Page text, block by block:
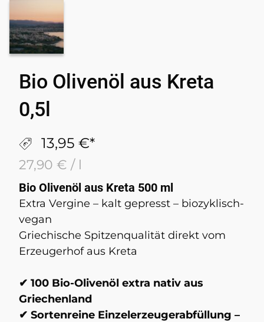
Bio Olivenöl aus Kreta
0,5l
13,95 €
27,90 € / l
Bio Olivenöl aus Kreta 500 ml
Extra Vergine – kalt gepresst – biozyklisch-
vegan
Griechische Spitzenqualität direkt vom
Erzeugerhof aus Kreta
✔ 100 Bio-Olivenöl extra nativ aus
Griechenland
✔ Sortenreine Einzelerzeugerabfüllung –